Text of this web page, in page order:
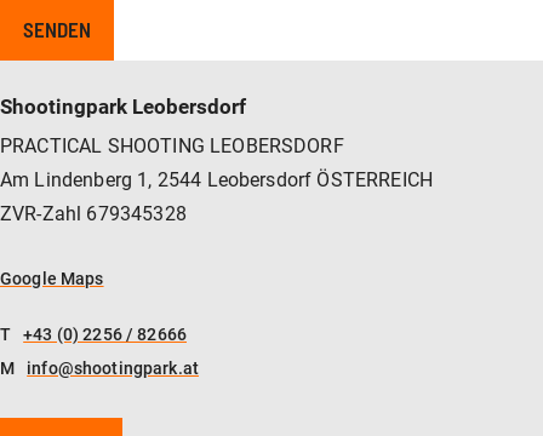
Shootingpark Leobersdorf
PRACTICAL SHOOTING LEOBERSDORF
Am Lindenberg 1, 2544 Leobersdorf ÖSTERREICH
ZVR-Zahl 679345328
Google Maps
T
+43 (0) 2256 / 82666
M
info@shootingpark.at